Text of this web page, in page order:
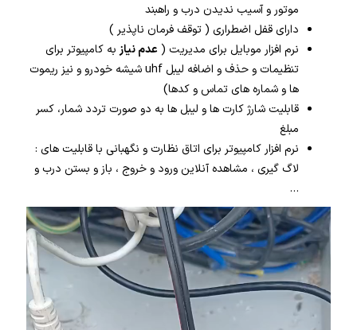
موتور و آسیب ندیدن درب و راهبند
دارای قفل اضطراری ( توقف فرمان ناپذیر )
نرم افزار موبایل برای مدیریت ( عدم نیازبه کامپیوتر برای
تنظیمات و حذف و اضافه لیبل uhf شیشه خودرو و نیز ریموت
ها و شماره های تماس و کدها)
قابلیت شارژ کارت ها و لیبل ها به دو صورت تردد شمار، کسر
مبلغ
نرم افزار کامپیوتر برای اتاق نظارت و نگهبانی با قابلیت های :
لاگ گیری ، مشاهده آنلاین ورود و خروج ، باز و بستن درب و
…